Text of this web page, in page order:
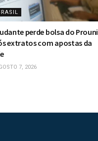
perde bolsa do Prouni
extratos com apostas da
7, 2026